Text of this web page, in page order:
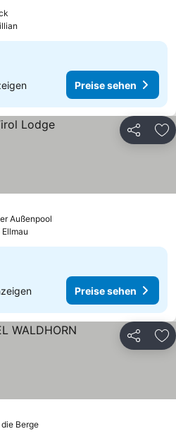
Preise sehen
Teilen
Außenpool
Ellmau
Preise sehen
Teilen
BergePreise sehen